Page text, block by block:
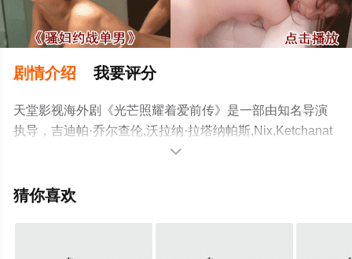
剧情介绍 我要评分
天堂影视海外剧《光芒照耀着爱前传》是一部由知名导演
执导，吉迪帕·乔尔查伦,沃拉纳·拉塔纳帕斯,Nix,Ketchanat
等明星演员精彩演绎的泰国电视剧，大结局剧情已揭晓
就上天堂电影网，更多相关信息可移步至豆瓣电视剧、电

猜你喜欢